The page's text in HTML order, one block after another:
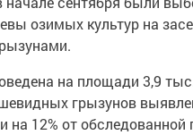
озимых культур на
на площади 3,9
грызунов
на 12% от